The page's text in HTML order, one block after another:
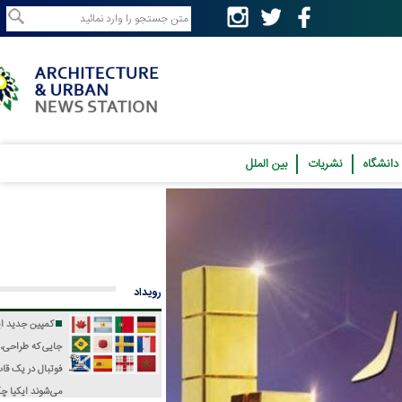
نشریات بین الملل
کمپین جدید ایکیا؛
جایی که طراحی، فرهنگ و
فوتبال در یک قاب جمع
ایکیا چگونه جام